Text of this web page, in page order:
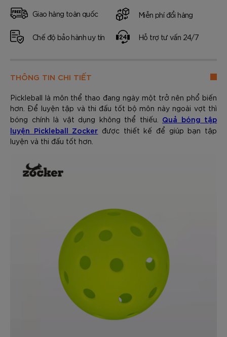
Giao hàng toàn quốc Miễn phí đổi hàng
Chế độ bảo hành uy tín Hỗ trợ tư vấn 24/7
THÔNG TIN CHI TIẾT
Pickleball là môn thể thao đang ngày một trở nên phổ biến
hơn. Để luyện tập và thi đấu tốt bộ môn này ngoài vợt thì
bóng chính là vật dụng không thể thiếu. Quả bóng tập
luyện Pickleball Zocker được thiết kế để giúp bạn tập
luyện và thi đấu tốt hơn.